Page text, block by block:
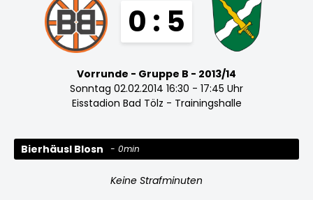
0 : 5
Vorrunde - Gruppe B - 2013/14
Sonntag 02.02.2014 16:30 - 17:45 Uhr
Eisstadion Bad Tölz - Trainingshalle
Bierhäusl Blosn 0min
Keine Strafminuten